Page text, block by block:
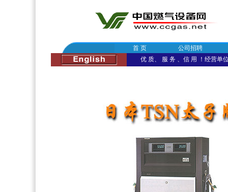
首 页
公司招聘
优 质、 服 务 、信 用 ！经营单